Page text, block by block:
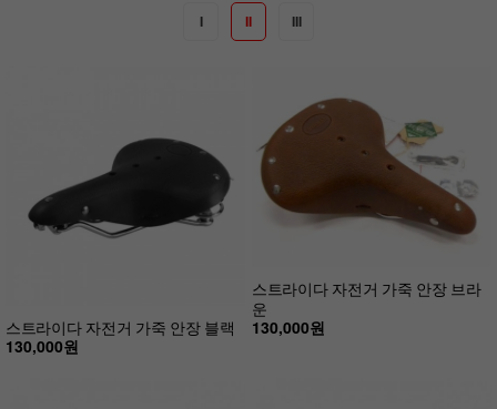
I II III
스트라이다 자전거 가죽 안장 블랙
130,000원
스트라이다 자전거 가죽 안장 브라
운
130,000원